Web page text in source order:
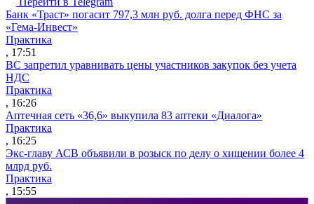
Банк «Траст» погасит 797,3 млн руб. долга перед ФНС за
«Гема-Инвест»
Практика
, 17:51
ВС запретил уравнивать цены участников закупок без учета
НДС
Практика
, 16:26
Аптечная сеть «36,6» выкупила 83 аптеки «Диалога»
Практика
, 16:25
Экс-главу АСВ объявили в розыск по делу о хищении более 4
млрд руб.
Практика
, 15:55